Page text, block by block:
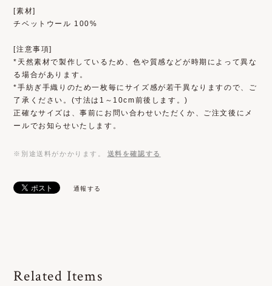
[素材]
チベットウール 100%
[注意事項]
*天然素材で製作しているため、色や質感などが時期によって異な
る場合があります。
*手紡ぎ手織りのため一枚毎にサイズ感が若干異なりますので、ご
了承ください。(寸法は1～10cm前後します。)
正確なサイズは、事前にお問い合わせいただくか、ご注文後にメ
ールでお知らせいたします。
※別途送料がかかります。 送料を確認する
通報する
Related Items